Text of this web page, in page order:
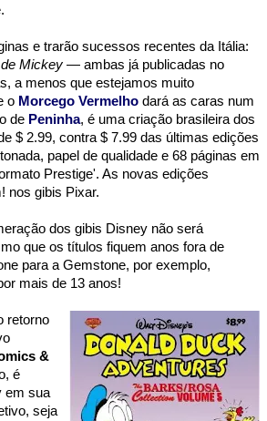
e trarão sucessos recentes da Itália:
Mickey— ambas já publicadas no
a menos que estejamos muito
o Morcego Vermelhodará as caras num
de Peninha, é uma criação brasileira dos
$ 2.99, contra $ 7.99 das últimas edições
papel de qualidade e 68 páginas em
Prestige'. As novas edições
nos gibis Pixar.
dos gibis Disney não será
que os títulos fiquem anos fora de
para a Gemstone, por exemplo,
mais de 13 anos!
retorno
&
é
em sua
seja